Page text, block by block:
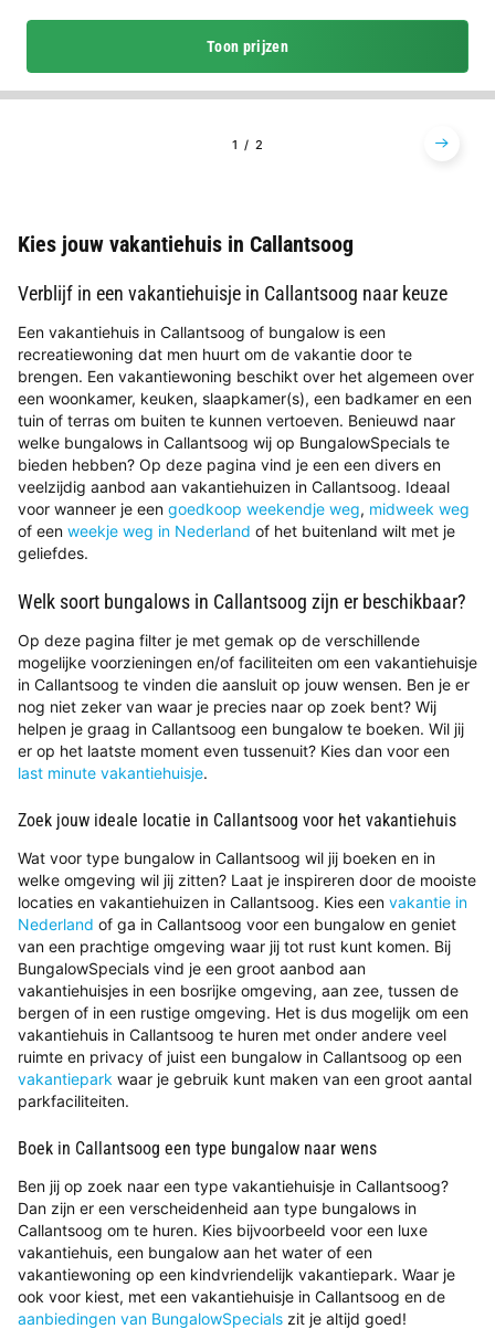
Toon prijzen
1 2
Kies jouw vakantiehuis in Callantsoog
Verblijf in een vakantiehuisje in Callantsoog naar keuze
Een vakantiehuis in Callantsoog of bungalow is een
recreatiewoning dat men huurt om de vakantie door te
brengen. Een vakantiewoning beschikt over het algemeen over
een woonkamer, keuken, slaapkamer(s), een badkamer en een
tuin of terras om buiten te kunnen vertoeven. Benieuwd naar
welke bungalows in Callantsoog wij op BungalowSpecials te
bieden hebben? Op deze pagina vind je een een divers en
veelzijdig aanbod aan vakantiehuizen in Callantsoog. Ideaal
voor wanneer je een goedkoop weekendje weg, midweek weg
of een weekje weg in Nederland of het buitenland wilt met je
geliefdes.
Welk soort bungalows in Callantsoog zijn er beschikbaar?
Op deze pagina filter je met gemak op de verschillende
mogelijke voorzieningen en/of faciliteiten om een vakantiehuisje
in Callantsoog te vinden die aansluit op jouw wensen. Ben je er
nog niet zeker van waar je precies naar op zoek bent? Wij
helpen je graag in Callantsoog een bungalow te boeken. Wil jij
er op het laatste moment even tussenuit? Kies dan voor een
last minute vakantiehuisje.
Zoek jouw ideale locatie in Callantsoog voor het vakantiehuis
Wat voor type bungalow in Callantsoog wil jij boeken en in
welke omgeving wil jij zitten? Laat je inspireren door de mooiste
locaties en vakantiehuizen in Callantsoog. Kies een vakantie in
Nederland of ga in Callantsoog voor een bungalow en geniet
van een prachtige omgeving waar jij tot rust kunt komen. Bij
BungalowSpecials vind je een groot aanbod aan
vakantiehuisjes in een bosrijke omgeving, aan zee, tussen de
bergen of in een rustige omgeving. Het is dus mogelijk om een
vakantiehuis in Callantsoog te huren met onder andere veel
ruimte en privacy of juist een bungalow in Callantsoog op een
vakantiepark waar je gebruik kunt maken van een groot aantal
parkfaciliteiten.
Boek in Callantsoog een type bungalow naar wens
Ben jij op zoek naar een type vakantiehuisje in Callantsoog?
Dan zijn er een verscheidenheid aan type bungalows in
Callantsoog om te huren. Kies bijvoorbeeld voor een luxe
vakantiehuis, een bungalow aan het water of een
vakantiewoning op een kindvriendelijk vakantiepark. Waar je
ook voor kiest, met een vakantiehuisje in Callantsoog en de
aanbiedingen van BungalowSpecials zit je altijd goed!